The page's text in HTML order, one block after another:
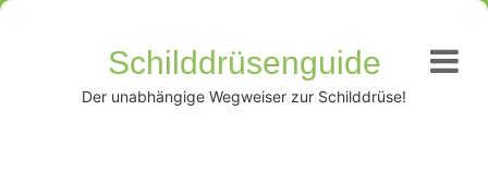
Schilddrüsenguide
Der unabhängige Wegweiser zur Schilddrüse!